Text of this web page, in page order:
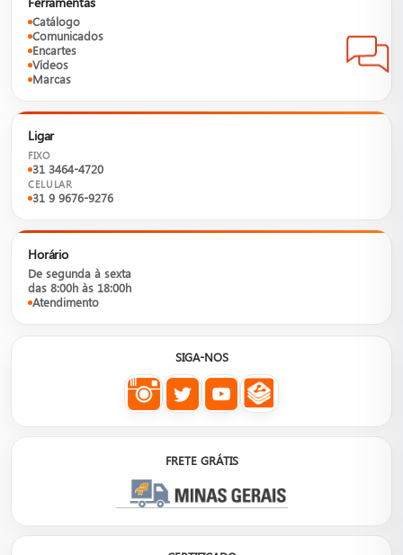
Catálogo
Comunicados
Encartes
Vídeos
Marcas
Ligar
FIXO
31 3464-4720
CELULAR
31 9 9676-9276
Horário
De segunda à sexta
das 8:00h às 18:00h
Atendimento
SIGA-NOS
FRETE GRÁTIS